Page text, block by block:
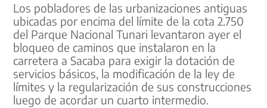
Los pobladores de las urbanizaciones antiguas
ubicadas por encima del límite de la cota 2.750
del Parque Nacional Tunari levantaron ayer el
bloqueo de caminos que instalaron en la
carretera a Sacaba para exigir la dotación de
servicios básicos, la modificación de la ley de
límites y la regularización de sus construcciones
luego de acordar un cuarto intermedio.